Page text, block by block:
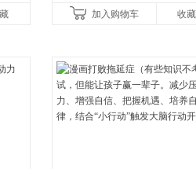
加入购物车
收藏